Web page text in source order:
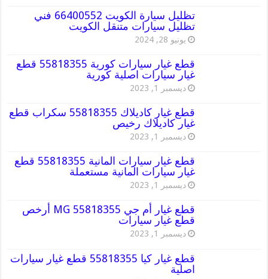
تظليل سيارة الكويت 66400552 فني
تظليل سيارات متنقل الكويت
يونيو 28, 2024
قطع غيار سيارات كورية 55818355 قطع
غيار سيارات اصلية كورية
ديسمبر 1, 2023
قطع غيار كاديلاك 55818355 سكراب قطع
غيار كاديلاك رخيص
ديسمبر 1, 2023
قطع غيار سيارات المانية 55818355 قطع
غيار سيارات المانية مستعملة
ديسمبر 1, 2023
قطع غيار أم جي MG 55818355 أرخص
قطع غيار سيارات
ديسمبر 1, 2023
قطع غيار كيا 55818355 قطع غيار سيارات
اصلية